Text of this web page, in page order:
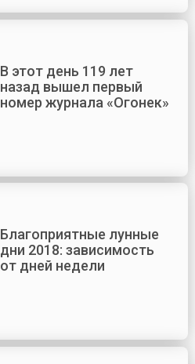
В этот день 119 лет
назад вышел первый
номер журнала «Огонек»
Благоприятные лунные
дни 2018: зависимость
от дней недели